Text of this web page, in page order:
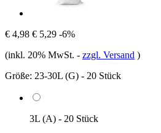
€ 4,98 € 5,29 -6%
(inkl. 20% MwSt. - zzgl. Versand )
Größe: 23-30L (G) - 20 Stück
3L (A) - 20 Stück